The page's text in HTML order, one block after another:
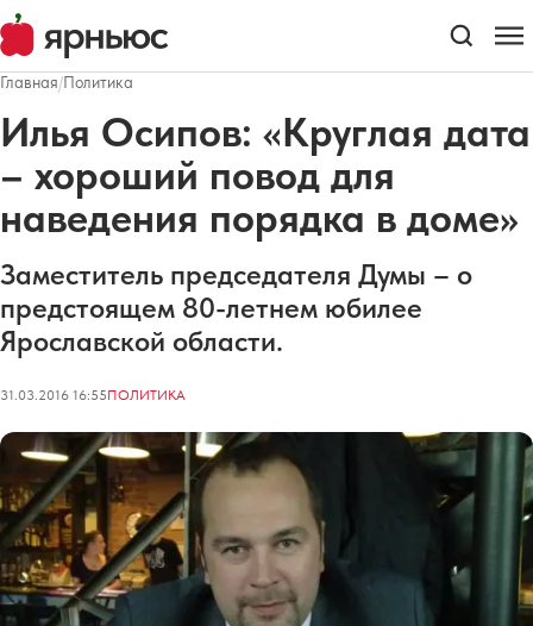
Главная/Политика
Илья Осипов: «Круглая дата
– хороший повод для
наведения порядка в доме»
Заместитель председателя Думы – о
предстоящем 80-летнем юбилее
Ярославской области.
31.03.2016 16:55ПОЛИТИКА